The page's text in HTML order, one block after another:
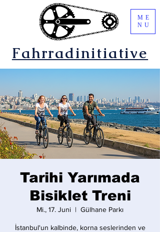
Fahrradinitiative
ME
NU
Tarihi Yarımada
Bisiklet Treni
Mi., 17. Juni
  |
Gülhane Parkı
İstanbul'un kalbinde, korna seslerinden ve